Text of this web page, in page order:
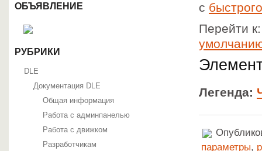
ОБЪЯВЛЕНИЕ
РУБРИКИ
DLE
Документация DLE
Общая информация
Работа с админпанелью
Работа с движком
Разработчикам
с
Перейти
Легенда:
параметры,